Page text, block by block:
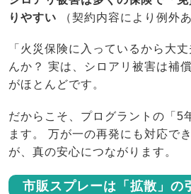
りやすい （契約内容により例外あ
「火災保険に入っているから大
んか？ 実は、シロアリ被害は補
がほとんどです。
だからこそ、プログラントの「5
ます。 万が一の再発にも対応で
が、真の安心につながります。
市販スプレーは「拡散」の